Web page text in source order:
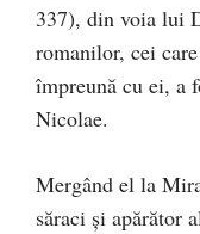
337), din voia lui
romanilor, cei
împreună cu ei, a
Nicolae.
Mergând el la
săraci şi apărător